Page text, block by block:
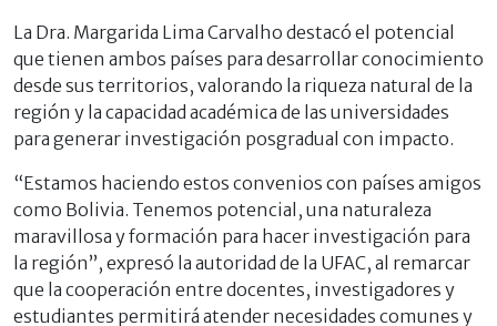
La Dra. Margarida Lima Carvalho destacó el potencial
que tienen ambos países para desarrollar conocimiento
desde sus territorios, valorando la riqueza natural de la
región y la capacidad académica de las universidades
para generar investigación posgradual con impacto.
“Estamos haciendo estos convenios con países amigos
como Bolivia. Tenemos potencial, una naturaleza
maravillosa y formación para hacer investigación para
la región”, expresó la autoridad de la UFAC, al remarcar
que la cooperación entre docentes, investigadores y
estudiantes permitirá atender necesidades comunes y